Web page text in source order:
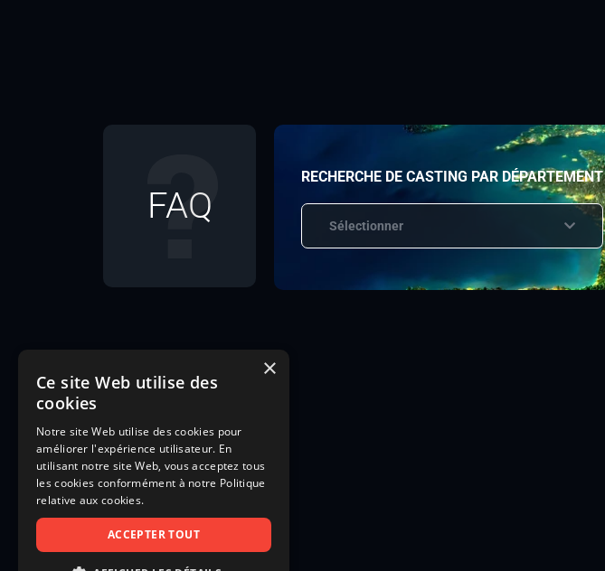
FAQ
RECHERCHE DE CASTING PAR DÉPARTEMENT
Sélectionner
×
Ce site Web utilise des
cookies
Notre site Web utilise des cookies pour
améliorer l'expérience utilisateur. En
utilisant notre site Web, vous acceptez tous
les cookies conformément à notre Politique
relative aux cookies.
ACCEPTER TOUT